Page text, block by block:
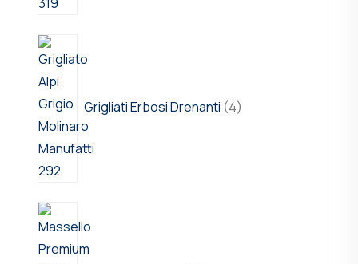
Grigliati Erbosi Drenanti 4